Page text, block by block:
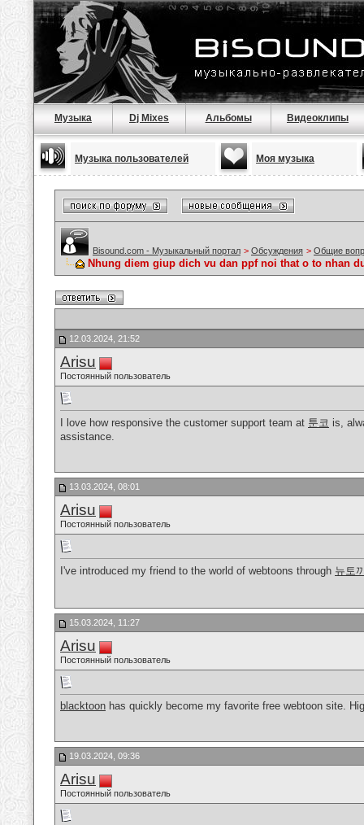
Музыка Dj Mixes Альбомы Видеоклипы
Музыка пользователей Моя музыка
Bisound.com - Музыкальный портал > Обсуждения > Общие
Nhung diem giup dich vu dan ppf noi that o to nhan
12.03.2024, 21:52
Arisu
Постоянный пользователь
I love how responsive the customer support team at 툰코 is,
assistance.
13.03.2024, 08:01
Arisu
Постоянный пользователь
I've introduced my friend to the world of webtoons through 뉴토
15.03.2024, 11:27
Arisu
Постоянный пользователь
blacktoon has quickly become my favorite free webtoon site.
19.03.2024, 09:36
Arisu
Постоянный пользователь